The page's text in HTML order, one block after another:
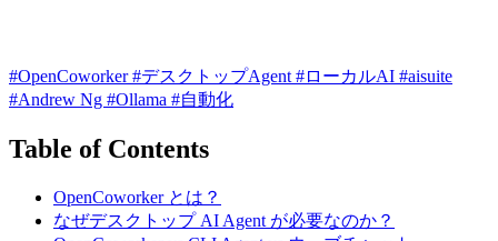
#OpenCoworker#デスクトップAgent #ローカルAI #aisuite
#Andrew Ng #Ollama #自動化
Table of Contents
OpenCoworker とは？
なぜデスクトップ AI Agent が必要なのか？